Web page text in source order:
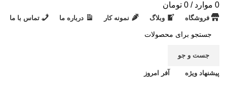
0 موارد /
0 تومان
فروشگاه وبلاگ نمونه کار درباره ما تماس با ما
جست و جو
پیشنهاد ویژه آفر امروز